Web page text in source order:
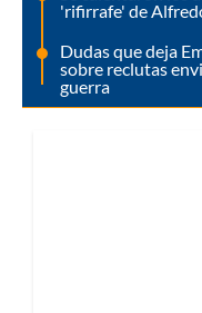
'rifirrafe' de
Dudas que deja
sobre reclutas
guerra